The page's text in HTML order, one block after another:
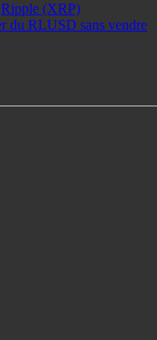
Ripple (XRP)
du RLUSD sans vendre